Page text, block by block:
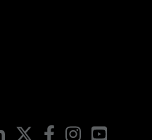
LinkedIn FacebookInstagramYouTube